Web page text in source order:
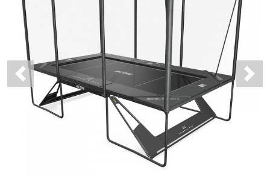
Previous Next